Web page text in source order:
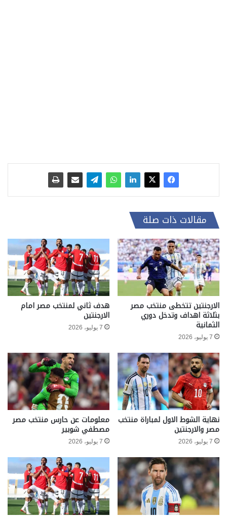
مقالات ذات صلة
الارجنتين تتخطى منتخب مصر
بثلاثة اهداف وتدخل دوري
الثمانية
7 يوليو، 2026
هدف ثاني لمنتخب مصر امام
الارجنتين
7 يوليو، 2026
نهاية الشوط الاول لمباراة منتخب
مصر والارجنتين
7 يوليو، 2026
معلومات عن حارس منتخب مصر
مصطفي شوبير
7 يوليو، 2026